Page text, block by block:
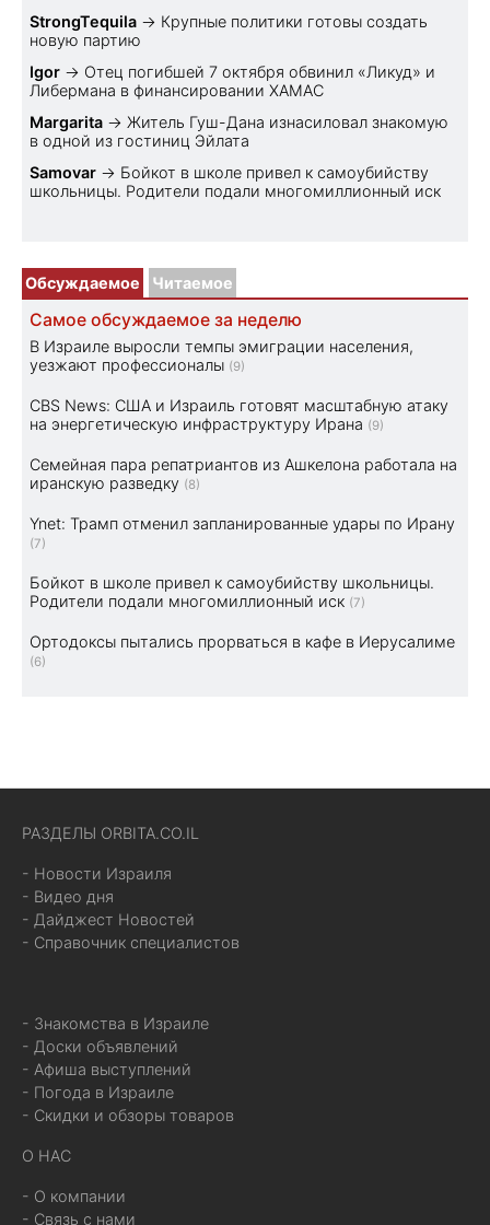
StrongTequila → Крупные политики готовы создать
новую партию
Igor → Отец погибшей 7 октября обвинил «Ликуд» и
Либермана в финансировании ХАМАС
Margarita → Житель Гуш-Дана изнасиловал знакомую
в одной из гостиниц Эйлата
Samovar → Бойкот в школе привел к самоубийству
школьницы. Родители подали многомиллионный иск
Обсуждаемое Читаемое
Самое обсуждаемое за неделю
В Израиле выросли темпы эмиграции населения,
уезжают профессионалы (9)
CBS News: США и Израиль готовят масштабную атаку
на энергетическую инфраструктуру Ирана (9)
Семейная пара репатриантов из Ашкелона работала на
иранскую разведку (8)
Ynet: Трамп отменил запланированные удары по Ирану
(7)
Бойкот в школе привел к самоубийству школьницы.
Родители подали многомиллионный иск (7)
Ортодоксы пытались прорваться в кафе в Иерусалиме
(6)
РАЗДЕЛЫ ORBITA.CO.IL
- Новости Израиля
- Видео дня
- Дайджест Новостей
- Справочник специалистов
- Знакомства в Израиле
- Доски объявлений
- Афиша выступлений
- Погода в Израиле
- Скидки и обзоры товаров
О НАС
- О компании
- Связь с нами